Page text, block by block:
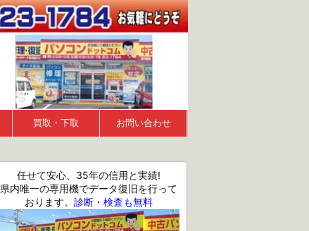
買取・下取 お問い合わせ
任せて安心、35年の信用と実績!
県内唯一の専用機でデータ復旧を行って
おります。 診断・検査も無料